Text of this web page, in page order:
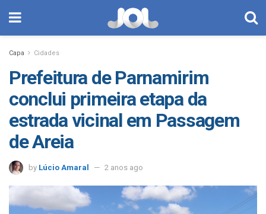
Capa Cidades
Prefeitura de Parnamirim
conclui primeira etapa da
estrada vicinal em Passagem
de Areia
by Lúcio Amaral 2 anos ago